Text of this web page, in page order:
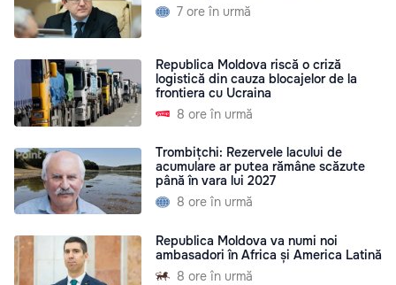
7 ore în urmă
Republica Moldova riscă o criză
logistică din cauza blocajelor de la
frontiera cu Ucraina
8 ore în urmă
Trombițchi: Rezervele lacului de
acumulare ar putea rămâne scăzute
până în vara lui 2027
8 ore în urmă
Republica Moldova va numi noi
ambasadori în Africa și America Latină
8 ore în urmă